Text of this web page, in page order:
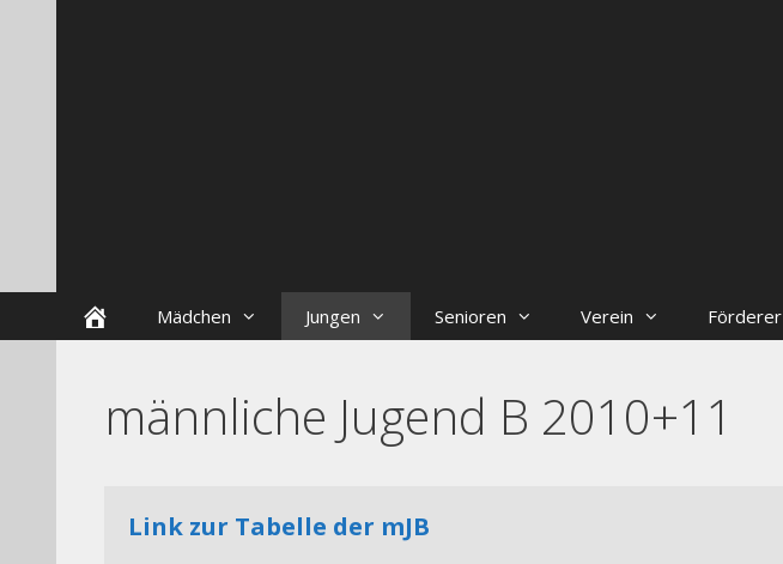
StartseiteMädchen Jungen Senioren Verein Förderer
männliche Jugend B 2010+11
Link zur Tabelle der mJB